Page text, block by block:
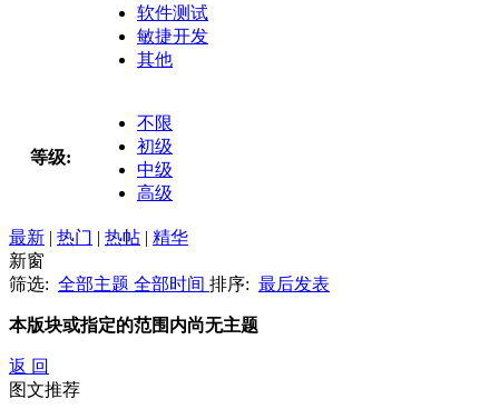
软件测试
敏捷开发
其他
等级:
不限
初级
中级
高级
最新 | 热门 | 热帖 | 精华
新窗
筛选: 全部主题 全部时间 排序: 最后发表
本版块或指定的范围内尚无主题
返 回
图文推荐